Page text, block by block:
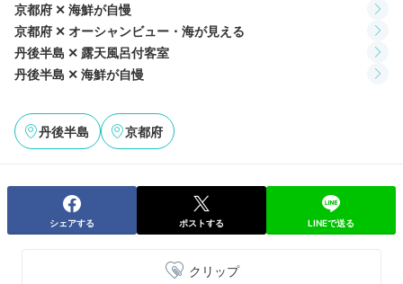
夕食は「七姫」でどうぞ。地元漁港で水揚げされた魚
解禁時期。
カニ尽くしのフルコースを味わいに各地から
訪れる人も。
京都府 ✕ 海鮮が自慢
京都府 ✕ オーシャンビュー・海が見える
丹後半島 ✕ 露天風呂付客室
丹後半島 ✕ 海鮮が自慢
丹後半島 京都府
シェアする ポストする LINEで送る
クリップ